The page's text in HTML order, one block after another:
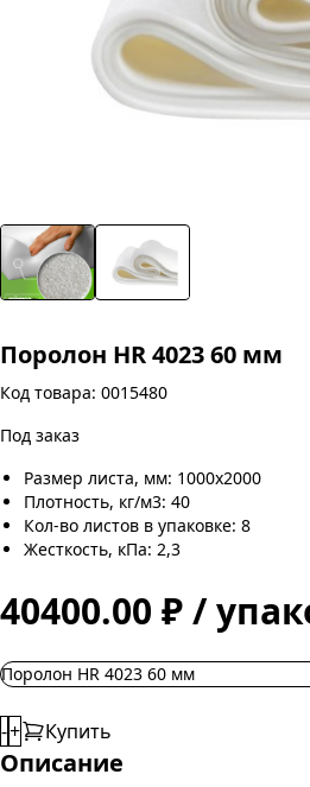
Поролон HR 4023 60 мм
Код товара: 0015480
Под заказ
Размер листа, мм: 1000х2000
Плотность, кг/м3: 40
Кол-во листов в упаковке: 8
Жесткость, кПа: 2,3
40400.00 ₽ /
Поролон HR 4023 60 мм
-+ Купить
Описание